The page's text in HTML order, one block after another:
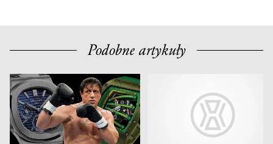
Podobne artykuły